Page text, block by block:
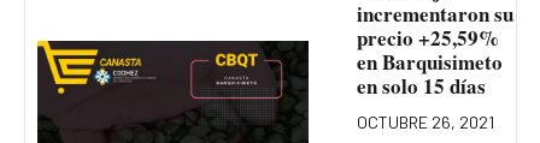
incrementaron su
precio +25,59%
en Barquisimeto
en solo 15 días
OCTUBRE 26, 2021